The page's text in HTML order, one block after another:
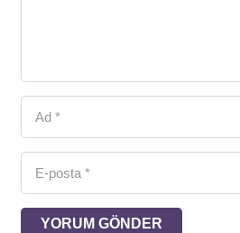
YORUM GÖNDER